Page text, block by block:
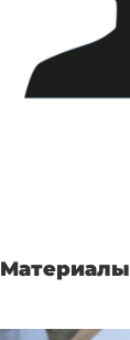
Материалы